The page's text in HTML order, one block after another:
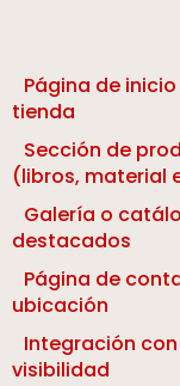
Página de
tienda
Sección de
(libros, material
Galería o
destacados
Página de
ubicación
Integración
visibilidad